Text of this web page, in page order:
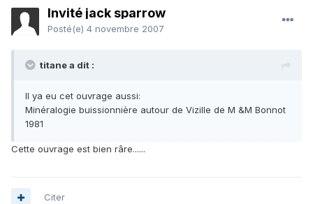
Invité jack sparrow
Posté(e) 4 novembre 2007
titane a dit :
Il ya eu cet ouvrage aussi:
Minéralogie buissionnière autour de Vizille de M &M Bonnot
1981
Cette ouvrage est bien râre......
Citer